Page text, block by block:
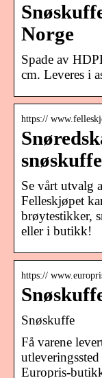
Norge
Spade av
cm. Leveres i
https://
Se vårt utvalg
Felleskjøpet
brøytestikker,
eller i butikk!
https://
Snøskuffe
Få varene
Europris-